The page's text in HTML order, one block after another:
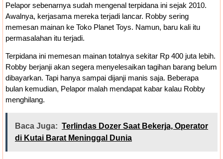
Pelapor sebenarnya sudah mengenal terpidana ini sejak 2010.
Awalnya, kerjasama mereka terjadi lancar. Robby sering
memesan mainan ke Toko Planet Toys. Namun, baru kali itu
permasalahan itu terjadi.
Terpidana ini memesan mainan totalnya sekitar Rp 400 juta lebih.
Robby berjanji akan segera menyelesaikan tagihan barang belum
dibayarkan. Tapi hanya sampai dijanji manis saja. Beberapa
bulan kemudian, Pelapor malah mendapat kabar kalau Robby
menghilang.
Baca Juga: Terlindas Dozer Saat Bekerja, Operator
di Kutai Barat Meninggal Dunia